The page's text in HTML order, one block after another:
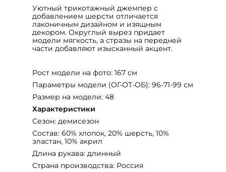
Уютный трикотажный джемпер с
добавлением шерсти отличается
лаконичным дизайном и изящным
декором. Округлый вырез придает
модели мягкость, а стразы на передней
части добавляют изысканный акцент.
Рост модели на фото: 167 см
Параметры модели (ОГ-ОТ-ОБ): 96-71-99 см
Размер на модели: 48
Характеристики
Сезон: демисезон
Состав: 60% хлопок, 20% шерсть, 10%
эластан, 10% акрил
Длина рукава: длинный
Страна производства: Россия